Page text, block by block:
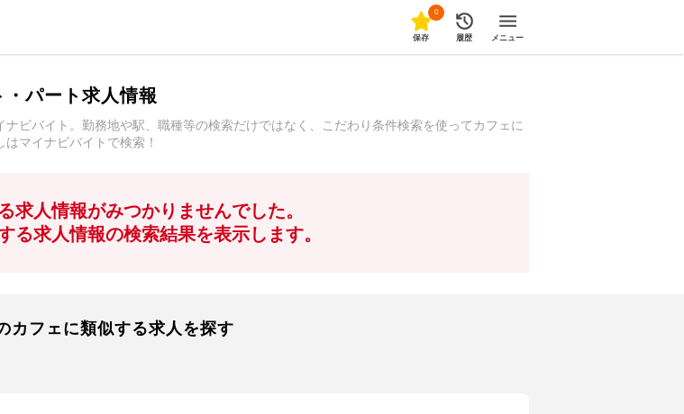
0
保存 履歴 メニュー
パート求人情報
ビバイト。勤務地や駅、職種等の検索だけではなく、こだわり条件検索を使ってカフェに
マイナビバイトで検索！
求人情報がみつかりませんでした。
る求人情報の検索結果を表示します。
カフェに類似する求人を探す